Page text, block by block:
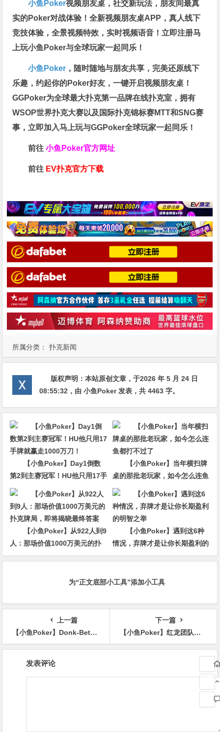
所属分类： 扑克新闻
小鱼Poker视频朋友桌，社交新玩法，朋友间最真
实的Poker对战体验！全新视频朋友桌APP，真人线下
竞技体验，全景视频特效，实时视频语音！立即注册马
上玩小鱼Poker与全球玩家一起同乐！
小鱼Poker ，随时随地与朋友共享，完美还原线下
乐趣，约起你的Poker好友，一键开启视频朋友桌！
GGPoker为全球最大扑克第一品牌在线扑克室，拥有
WSOP世界扑克大赛以及国际扑克锦标赛MTT和SNG赛
事，立即加入马上玩与GGPoker全球玩家一起同乐！
前往小鱼Poker官方网址
前往 EV扑克官方下载
版权声明：本站原创文章，于2026 年 5 月 24 日
08:55:32 ，由小鱼Poker发表，共 4463 字。
【小鱼Poker】Day1倒数
第2到主赛冠军！HU他只用17手
牌就赢走1000万刀！
【小鱼Poker】当年横扫牌
桌的那批老玩家，如今怎么连鱼
都打不过了
【小鱼Poker】从922人到9
人：那场价值1000万美元的扑
克牌局，即将揭晓最终答案
【小鱼Poker】遇到这6种
情况，弃牌才是让你长期盈利的
明智之举
为“正文底部小工具”添加小工具
上一篇
【小鱼Poker】Donk-Bet什么时候能用？OOP不是只能过牌
下一篇
【小鱼Poker】红龙团队赛回归济州岛：7月8日-9日，上限36支战队，与好友并肩而战
发表评论